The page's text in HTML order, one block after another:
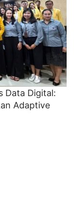
Data Digital:
Adaptive